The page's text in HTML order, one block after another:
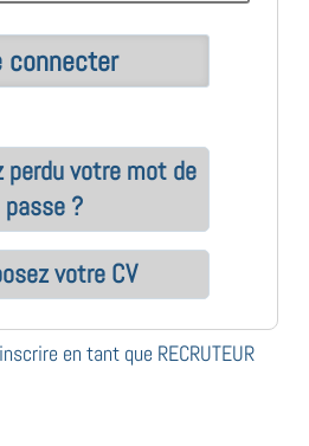
perdu votre mot de
passe ?
votre CV
en tant que RECRUTEUR